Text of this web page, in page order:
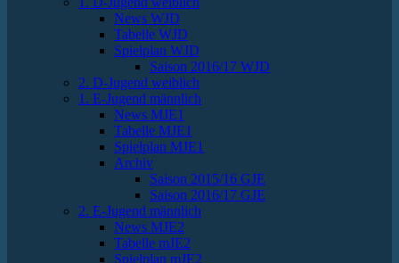
News WJD
Tabelle WJD
Spielplan WJD
Saison 2016/17 WJD
2. D-Jugend weiblich
1. E-Jugend männlich
News MJE1
Tabelle MJE1
Spielplan MJE1
Archiv
Saison 2015/16 GJE
Saison 2016/17 GJE
2. E-Jugend männlich
News MJE2
Tabelle mJE2
Spielplan mJE2